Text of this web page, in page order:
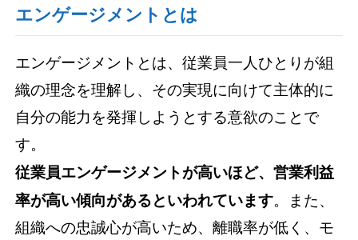
エンゲージメントとは
エンゲージメントとは、従業員一人ひとりが組
織の理念を理解し、その実現に向けて主体的に
自分の能力を発揮しようとする意欲のことで
す。
従業員エンゲージメントが高いほど、営業利益
率が高い傾向があるといわれています。また、
組織への忠誠心が高いため、離職率が低く、モ